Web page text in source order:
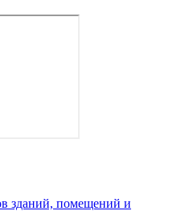
зданий, помещений и